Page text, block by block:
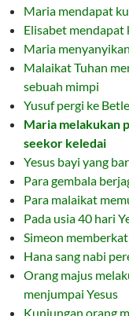
Maria mendapat
Elisabet
Maria
Malaikat Tuhan
sebuah mimpi
Yusuf pergi ke
Maria melakukan
seekor keledai
Yesus bayi yang
Para gembala
Para malaikat
Pada usia 40 hari
Simeon
Hana sang nabi
Orang majus
menjumpai Yesus
Kunjungan orang